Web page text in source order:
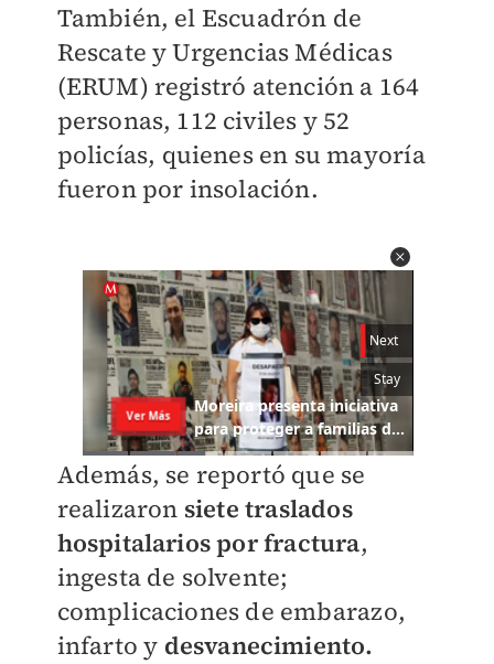
También, el Escuadrón de
Rescate y Urgencias Médicas
(ERUM) registró atención a 164
personas, 112 civiles y 52
policías, quienes en su mayoría
fueron por insolación.
Además, se reportó que se
realizaron siete traslados
hospitalarios por fractura,
ingesta de solvente;
complicaciones de embarazo,
infarto y desvanecimiento.